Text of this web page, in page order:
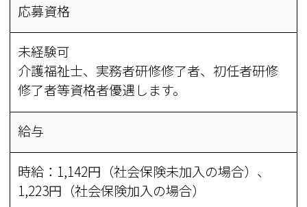
応募資格
未経験可
介護福祉士、実務者研修修了者、初任者研修
修了者等資格者優遇します。
給与
時給：1,142円（社会保険未加入の場合）、
1,223円（社会保険加入の場合）